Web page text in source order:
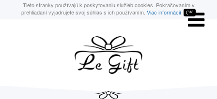
Tieto stranky používajú k poskytovaniu služieb cookies. Pokračovaním v
prehliadaní vyjadrujete svoj súhlas s ich používaním. Viac informácií OK